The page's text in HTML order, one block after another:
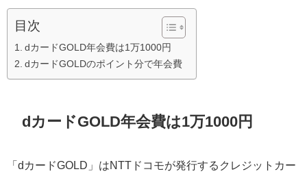
目次
dカードGOLD年会費は1万1000円
dカードGOLDのポイント分で年会費
dカードGOLD年会費は1万1000円
「dカードGOLD」はNTTドコモが発行するクレジットカー